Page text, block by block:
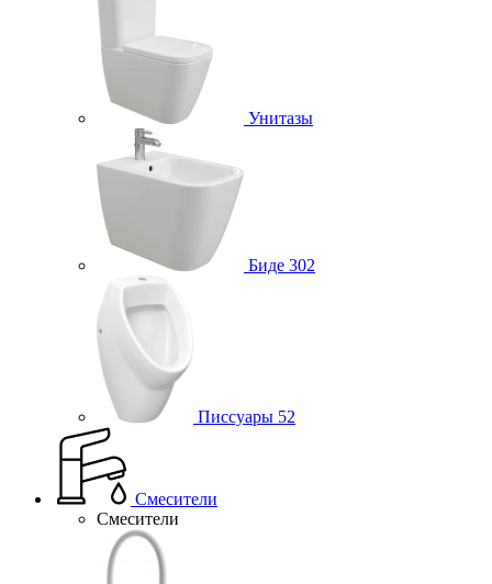
Унитазы
Биде 302
Писсуары 52
Смесители
Смесители